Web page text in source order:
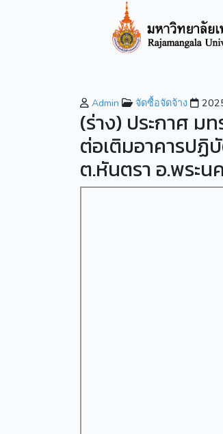
Admin จัดซื้อจัดจ้าง
(ร่าง) ประกาศ ม
ต่อเติมอาคารปฏิ
ต.หันตรา อ.พระ